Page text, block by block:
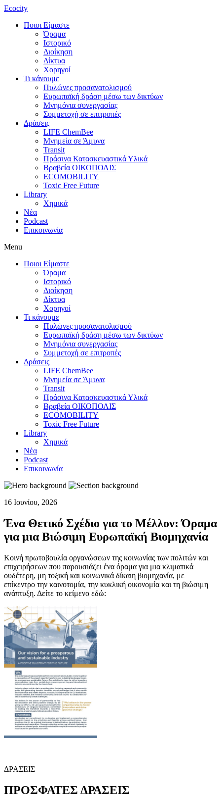
Ecocity
Ποιοι Είμαστε
Όραμα
Ιστορικό
Διοίκηση
Δίκτυα
Χορηγοί
Τι κάνουμε
Πυλώνες προσανατολισμού
Ευρωπαϊκή δράση μέσω των δικτύων
Μνημόνια συνεργασίας
Συμμετοχή σε επιτροπές
Δράσεις
LIFE ChemBee
Μνημεία σε Άμυνα
Transit
Πράσινα Κατασκευαστικά Υλικά
Βραβεία ΟΙΚΟΠΟΛΙΣ
ECOMOBILITY
Toxic Free Future
Library
Χημικά
Νέα
Podcast
Επικοινωνία
Menu
Ποιοι Είμαστε
Όραμα
Ιστορικό
Διοίκηση
Δίκτυα
Χορηγοί
Τι κάνουμε
Πυλώνες προσανατολισμού
Ευρωπαϊκή δράση μέσω των δικτύων
Μνημόνια συνεργασίας
Συμμετοχή σε επιτροπές
Δράσεις
LIFE ChemBee
Μνημεία σε Άμυνα
Transit
Πράσινα Κατασκευαστικά Υλικά
Βραβεία ΟΙΚΟΠΟΛΙΣ
ECOMOBILITY
Toxic Free Future
Library
Χημικά
Νέα
Podcast
Επικοινωνία
16 Ιουνίου, 2026
Ένα Θετικό Σχέδιο για το Μέλλον: Όραμα
για μια Βιώσιμη Ευρωπαϊκή Βιομηχανία
Κοινή πρωτοβουλία οργανώσεων της κοινωνίας των πολιτών και
επιχειρήσεων που παρουσιάζει ένα όραμα για μια κλιματικά
ουδέτερη, μη τοξική και κοινωνικά δίκαιη βιομηχανία, με
επίκεντρο την καινοτομία, την κυκλική οικονομία και τη βιώσιμη
ανάπτυξη. Δείτε το κείμενο εδώ:
ΔΡΑΣΕΙΣ
ΠΡΟΣΦΑΤΕΣ ΔΡΑΣΕΙΣ